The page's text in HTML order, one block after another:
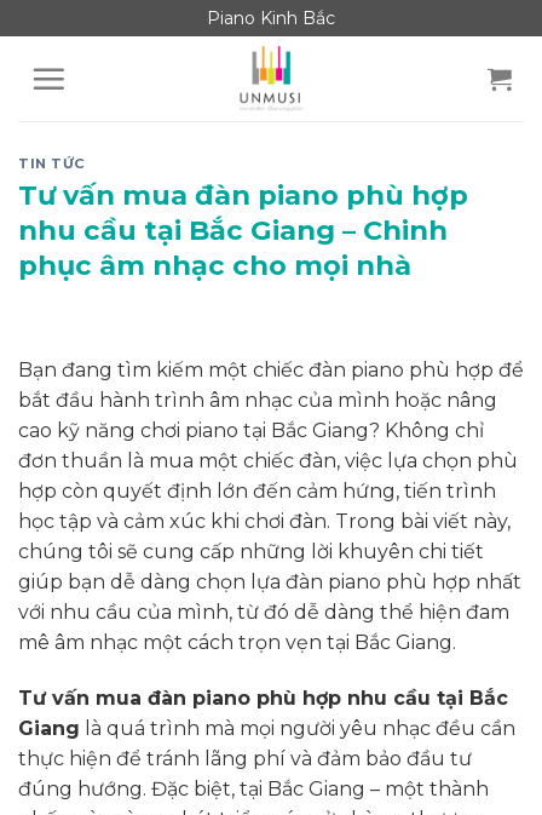
to
content
Piano Kinh Bắc
TIN TỨC
Tư vấn mua đàn piano phù hợp
nhu cầu tại Bắc Giang – Chinh
phục âm nhạc cho mọi nhà
Bạn đang tìm kiếm một chiếc đàn piano phù hợp để
bắt đầu hành trình âm nhạc của mình hoặc nâng
cao kỹ năng chơi piano tại Bắc Giang? Không chỉ
đơn thuần là mua một chiếc đàn, việc lựa chọn phù
hợp còn quyết định lớn đến cảm hứng, tiến trình
học tập và cảm xúc khi chơi đàn. Trong bài viết này,
chúng tôi sẽ cung cấp những lời khuyên chi tiết
giúp bạn dễ dàng chọn lựa đàn piano phù hợp nhất
với nhu cầu của mình, từ đó dễ dàng thể hiện đam
mê âm nhạc một cách trọn vẹn tại Bắc Giang.
Tư vấn mua đàn piano phù hợp nhu cầu tại Bắc
Giang là quá trình mà mọi người yêu nhạc đều cần
thực hiện để tránh lãng phí và đảm bảo đầu tư
đúng hướng. Đặc biệt, tại Bắc Giang – một thành